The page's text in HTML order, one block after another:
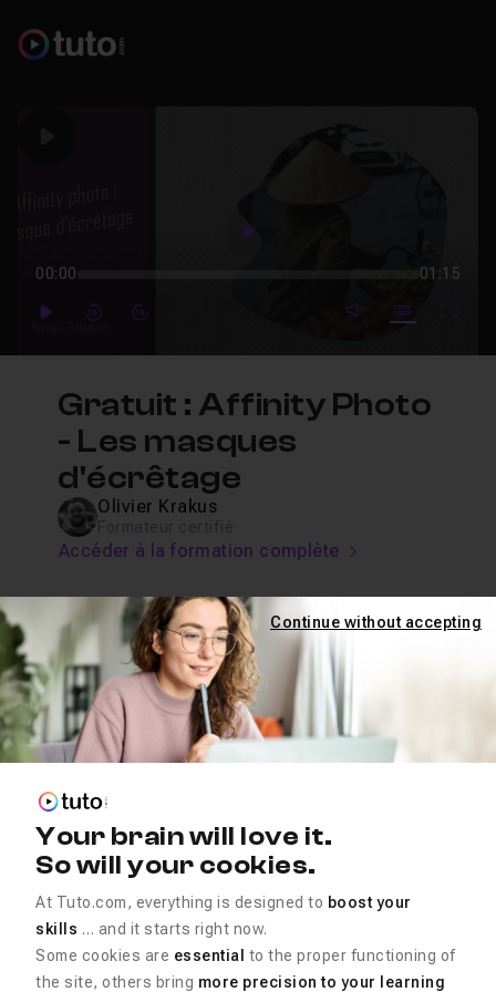
Play
00:00 01:15
PlayForwardForward mute video
Subtitles
Gratuit : Affinity Photo
- Les masques
d'écrêtage
Olivier Krakus
Accéder à la formation complète